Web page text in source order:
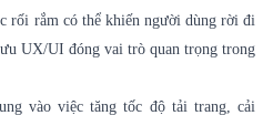
rối rắm có thể khiến người dùng rời đi
UX/UI đóng vai trò quan trọng trong
vào việc tăng tốc độ tải trang, cải